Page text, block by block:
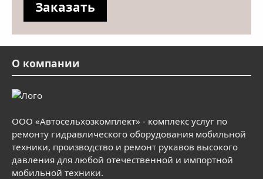
О компании
ООО «Автосельхозкомплект» - комплекс услуг по
ремонту гидравлического оборудования мобильной
техники, производство и ремонт рукавов высокого
давления для любой отечественной и импортной
мобильной техники.